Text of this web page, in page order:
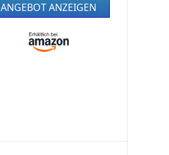
ANGEBOT ANZEIGEN